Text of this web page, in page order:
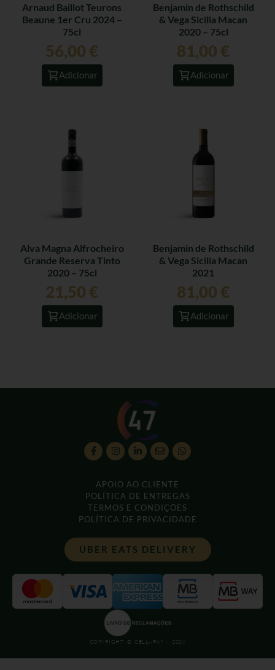
Arnaud Baillot Teurons
Beaune 1er Cru 2024 –
75cl
56,00 €
Adicionar
Benjamin de Rothschild
& Vega Sicilia Macan
2020 – 75cl
81,00 €
Adicionar
Alva Magna Alfrocheiro
Grande Reserva Tinto
2020 – 75cl
21,50 €
Adicionar
Benjamin de Rothschild
& Vega Sicilia Macan
2021
81,00 €
Adicionar
APOIO AO CLIENTE
POLÍTICA DE ENTREGAS
TERMOS E CONDIÇÕES
POLÍTICA DE PRIVACIDADE
UBER EATS DELIVERY
COPYRIGHT © CELLAR47 - 2026